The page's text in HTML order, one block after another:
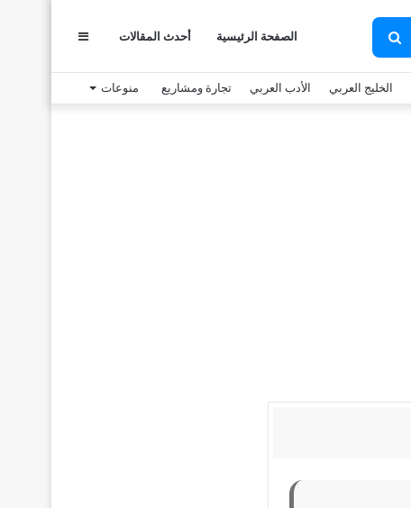
بحث
عن
الصفحة الرئيسية أحدث المقالات
الخليج العربي الأدب العربي تجارة ومشاريع منوعات